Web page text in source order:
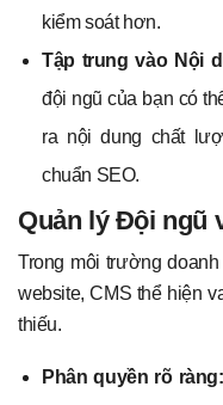
kiểm soát hơn.
Tập trung vào Nội
đội ngũ của bạn có
ra nội dung chất
chuẩn SEO.
Quản lý Đội ngũ
Trong môi trường
website, CMS thể hiện
thiếu.
Phân quyền rõ ràng: